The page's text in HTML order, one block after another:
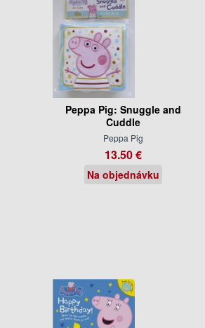
Peppa Pig: Snuggle and
Cuddle
Peppa Pig
13.50 €
Na objednávku